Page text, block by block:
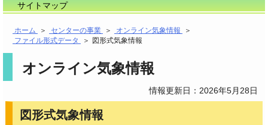
サイトマップ
ホーム ＞ センターの事業 ＞ オンライン気象情報
＞
ファイル形式データ
＞ 図形式気象情報
オンライン気象情報
情報更新日：2026年5月28日
図形式気象情報